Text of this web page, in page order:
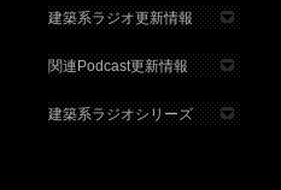
建築系ラジオ更新情報
関連Podcast更新情報
建築系ラジオシリーズ